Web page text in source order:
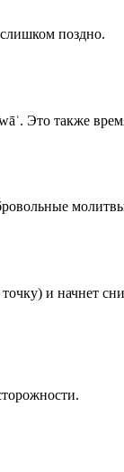
поздно.
Это также
и начнет